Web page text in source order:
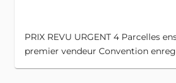
PRIX REVU URGENT 4 Parcelles
premier vendeur Convention